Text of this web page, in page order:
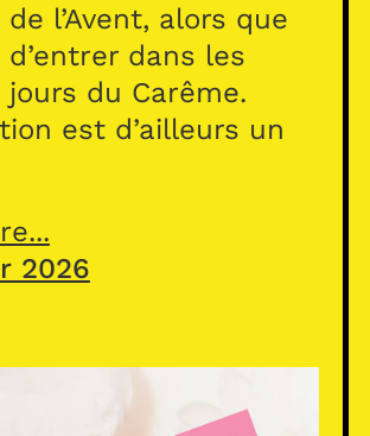
l’Avent, alors que
d’entrer dans les
du Carême.
est d’ailleurs un
2026